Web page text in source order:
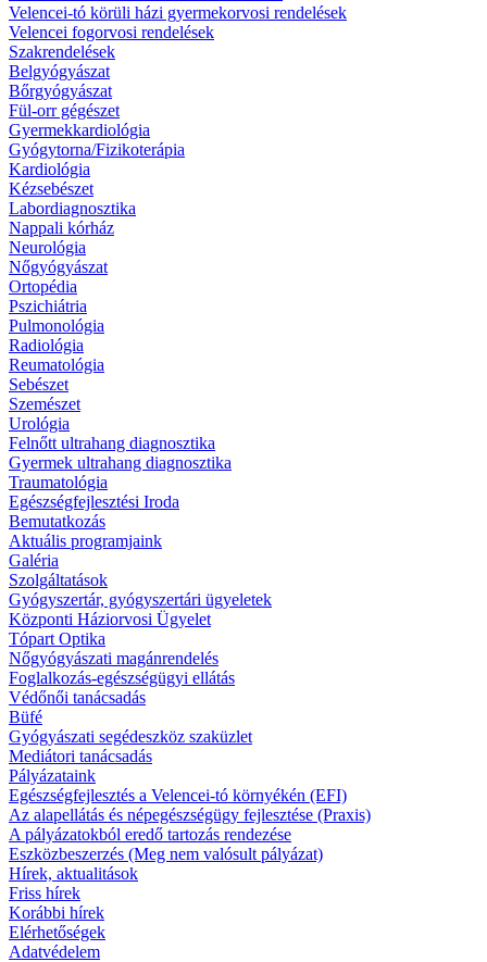
Velencei-tó körüli házi gyermekorvosi rendelések
Velencei fogorvosi rendelések
Szakrendelések
Belgyógyászat
Bőrgyógyászat
Fül-orr gégészet
Gyermekkardiológia
Gyógytorna/Fizikoterápia
Kardiológia
Kézsebészet
Labordiagnosztika
Nappali kórház
Neurológia
Nőgyógyászat
Ortopédia
Pszichiátria
Pulmonológia
Radiológia
Reumatológia
Sebészet
Szemészet
Urológia
Felnőtt ultrahang diagnosztika
Gyermek ultrahang diagnosztika
Traumatológia
Egészségfejlesztési Iroda
Bemutatkozás
Aktuális programjaink
Galéria
Szolgáltatások
Gyógyszertár, gyógyszertári ügyeletek
Központi Háziorvosi Ügyelet
Tópart Optika
Nőgyógyászati magánrendelés
Foglalkozás-egészségügyi ellátás
Védőnői tanácsadás
Büfé
Gyógyászati segédeszköz szaküzlet
Mediátori tanácsadás
Pályázataink
Egészségfejlesztés a Velencei-tó környékén (EFI)
Az alapellátás és népegészségügy fejlesztése (Praxis)
A pályázatokból eredő tartozás rendezése
Eszközbeszerzés (Meg nem valósult pályázat)
Hírek, aktualitások
Friss hírek
Korábbi hírek
Elérhetőségek
Adatvédelem